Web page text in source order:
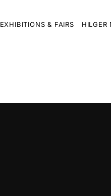
EXHIBITIONS & FAIRS HILGER